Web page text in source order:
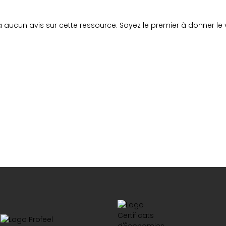
aucun avis sur cette ressource. Soyez le premier à donner le